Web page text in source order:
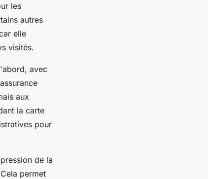
les
autres
elle
visités.
avec
aux
la carte
pour
de la
permet